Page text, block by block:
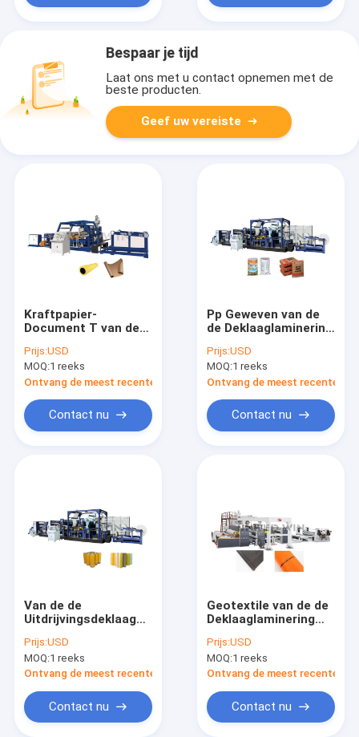
Bespaar je tijd
Laat ons met u contact opnemen met de
beste producten.
Geef uw vereiste
Kraftpapier-
Document T van de
van de
Matrijzenuitdrijving
van de de Lijnraad de
Lamineringsmachine
Prijs:USD
MOQ:1 reeks
Ontvang de meest recente Prijs
Contact nu
Pp Geweven van de
de Deklaaglaminering
Stoffenuitdrijving de
Machinefabrikant
Prijs:USD
MOQ:1 reeks
Ontvang de meest recente
Contact nu
Van de de
Uitdrijvingsdeklaag
van de de
Lamineringslijn Hoge
rendement Eva Sheet
Prijs:USD
MOQ:1 reeks
Ontvang de meest recente Prijs
Contact nu
Geotextile van de de
Deklaaglaminering
Stoffenuitdrijving
van het de
Lijnmateriaal
Automatisch
Prijs:USD
MOQ:1 reeks
Ontvang de meest recente
Contact nu